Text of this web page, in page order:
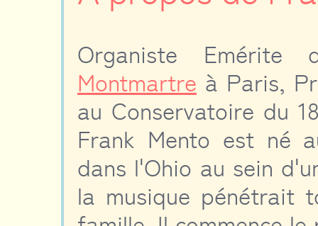
Organiste
Montmartre à Paris,
au Conservatoire du
Frank Mento est né
dans l'Ohio au sein
la musique pénétrait